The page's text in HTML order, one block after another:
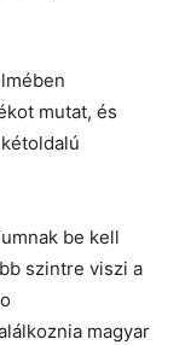
mutat, és
be kell
szintre viszi a
magyar